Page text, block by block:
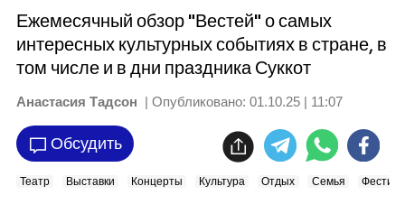
Ежемесячный обзор "Вестей" о самых
интересных культурных событиях в стране, в
том числе и в дни праздника Суккот
Анастасия Тадсон | Опубликовано: 01.10.25 | 11:07
Обсудить
Театр Выставки Концерты Культура Отдых Семья